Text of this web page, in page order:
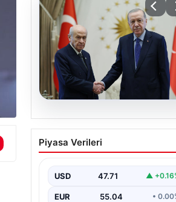
Cumhurbaşkanı
Erdoğan, Devlet Bahçeli
Piyasa Verileri
USD 47.71 ▲
EUR 55.04 •